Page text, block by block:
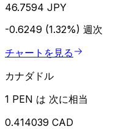
46.7594 JPY
-0.6249 (1.32%) 週次
チャートを見る
カナダドル
1 PEN は 次に相当
0.414039 CAD